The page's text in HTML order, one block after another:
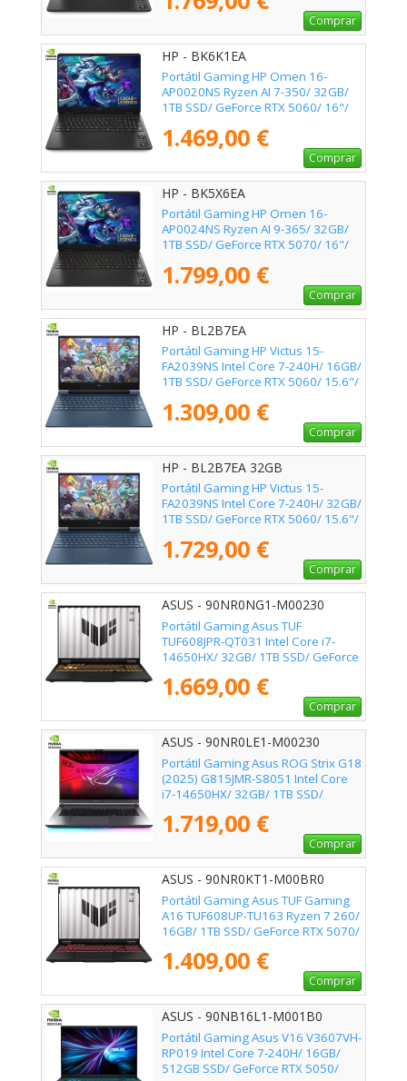
Comprar
HP - BK6K1EA
Portátil Gaming HP Omen 16-
AP0020NS Ryzen AI 7-350/ 32GB/
1TB SSD/ GeForce RTX 5060/ 16"/
1.469,00 €
Comprar
HP - BK5X6EA
Portátil Gaming HP Omen 16-
AP0024NS Ryzen AI 9-365/ 32GB/
1TB SSD/ GeForce RTX 5070/ 16"/
1.799,00 €
Comprar
HP - BL2B7EA
Portátil Gaming HP Victus 15-
FA2039NS Intel Core 7-240H/ 16GB/
1TB SSD/ GeForce RTX 5060/ 15.6"/
1.309,00 €
Comprar
HP - BL2B7EA 32GB
Portátil Gaming HP Victus 15-
FA2039NS Intel Core 7-240H/ 32GB/
1TB SSD/ GeForce RTX 5060/ 15.6"/
1.729,00 €
Comprar
ASUS - 90NR0NG1-M00230
Portátil Gaming Asus TUF
TUF608JPR-QT031 Intel Core i7-
14650HX/ 32GB/ 1TB SSD/ GeForce
Operativo
1.669,00 €
Comprar
ASUS - 90NR0LE1-M00230
Portátil Gaming Asus ROG Strix G18
(2025) G815JMR-S8051 Intel Core
i7-14650HX/ 32GB/ 1TB SSD/
Sistema Operativo
1.719,00 €
Comprar
ASUS - 90NR0KT1-M00BR0
Portátil Gaming Asus TUF Gaming
A16 TUF608UP-TU163 Ryzen 7 260/
16GB/ 1TB SSD/ GeForce RTX 5070/
1.409,00 €
Comprar
ASUS - 90NB16L1-M001B0
Portátil Gaming Asus V16 V3607VH-
RP019 Intel Core 7-240H/ 16GB/
512GB SSD/ GeForce RTX 5050/